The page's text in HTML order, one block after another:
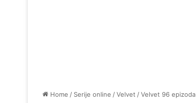
Home / Serije online /Velvet /Velvet 96 epizoda